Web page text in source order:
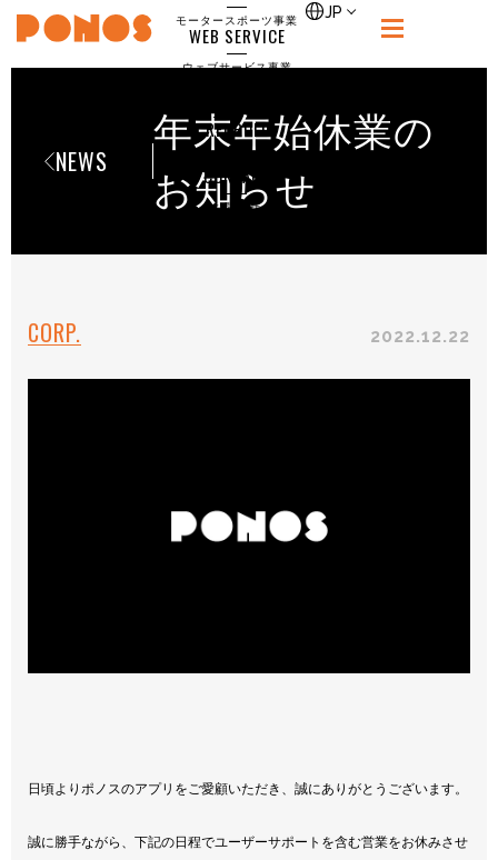
PONOS
モータースポーツ事業
WEB SERVICE
ウェブサービス事業
ニュース
RECRUIT
CONTACT
お問合せ
JP
NEWS
年末年始休業の
お知らせ
CORP. 2022.12.22
日頃よりポノスのアプリをご愛顧いただき、誠にありがとうございます。
誠に勝手ながら、下記の日程でユーザーサポートを含む営業をお休みさせ